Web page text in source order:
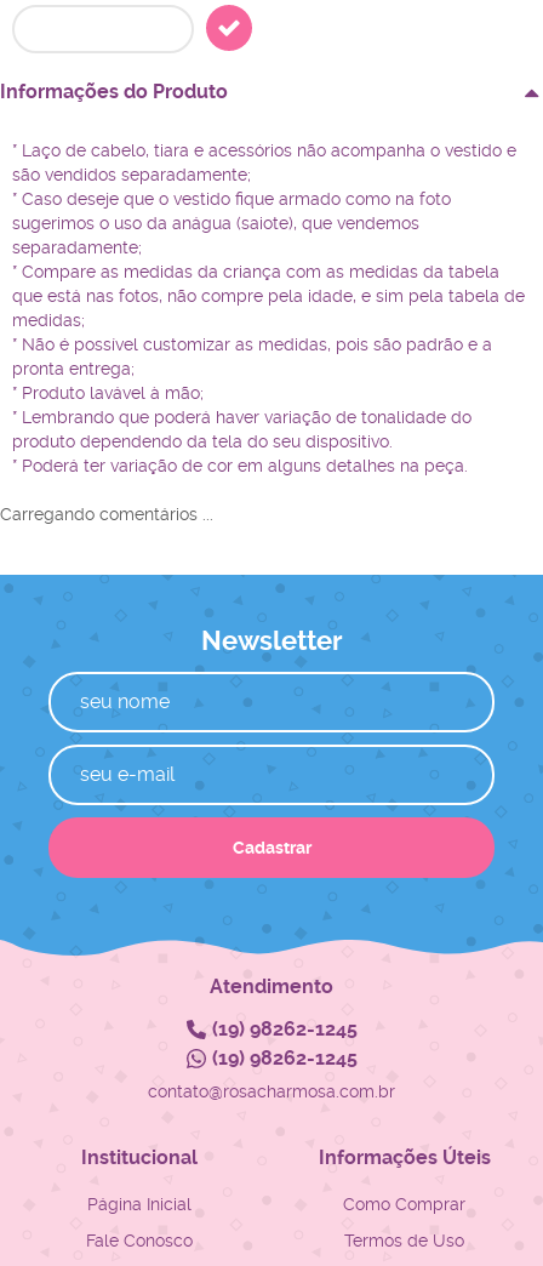
Informações do Produto
* Laço de cabelo, tiara e acessórios não acompanha o vestido e
são vendidos separadamente;
* Caso deseje que o vestido fique armado como na foto
sugerimos o uso da anágua (saiote), que vendemos
separadamente;
* Compare as medidas da criança com as medidas da tabela
que está nas fotos, não compre pela idade, e sim pela tabela de
medidas;
* Não é possível customizar as medidas, pois são padrão e a
pronta entrega;
* Produto lavável à mão;
* Lembrando que poderá haver variação de tonalidade do
produto dependendo da tela do seu dispositivo.
* Poderá ter variação de cor em alguns detalhes na peça.
Carregando comentários ...
Newsletter
Cadastrar
Atendimento
(19)98262-1245
(19)98262-1245
contato@rosacharmosa.com.br
Institucional
Página Inicial
Fale Conosco
Informações Úteis
Como Comprar
Termos de Uso